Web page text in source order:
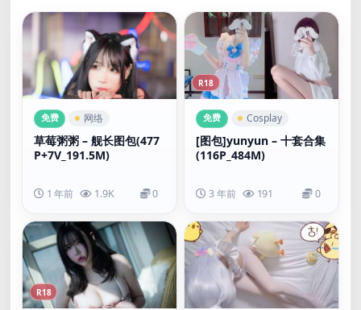
免费 网络
草莓粥粥 – 舰长图包(477
P+7V_191.5M)
1 年前 1.9K 0
R18
免费 Cosplay
[图包]yunyun – 十套合集
(116P_484M)
3 年前 191 0
R18